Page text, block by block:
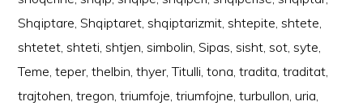
Shqiptare,Shqiptaret,shqiptarizmit,shtepite,shtete,
shtetet,shteti,shtjen,simbolin,Sipas,sisht,sot,syte,
Teme,teper,thelbin,thyer,Titulli,tona,tradita,traditat,
trajtohen,tregon,triumfoje,triumfojne,turbullon,uria,